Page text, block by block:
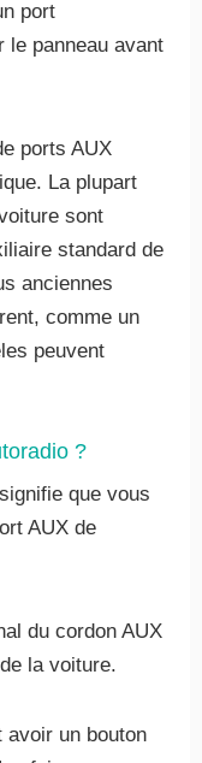
port
le panneau avant
ports AUX
La plupart
sont
standard de
anciennes
comme un
peuvent
?
que vous
AUX de
du cordon AUX
la voiture.
avoir un bouton